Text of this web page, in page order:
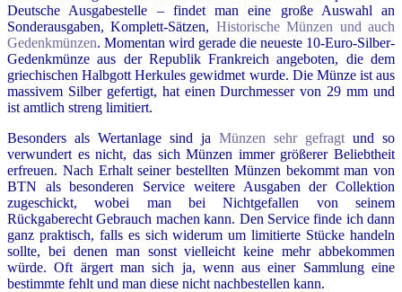
Deutsche Ausgabestelle – findet man eine große Auswahl an
Sonderausgaben, Komplett-Sätzen, Historische Münzen und auch
Gedenkmünzen. Momentan wird gerade die neueste 10-Euro-Silber-
Gedenkmünze aus der Republik Frankreich angeboten, die dem
griechischen Halbgott Herkules gewidmet wurde. Die Münze ist aus
massivem Silber gefertigt, hat einen Durchmesser von 29 mm und
ist amtlich streng limitiert.
Besonders als Wertanlage sind ja Münzen sehr gefragt und so
verwundert es nicht, das sich Münzen immer größerer Beliebtheit
erfreuen. Nach Erhalt seiner bestellten Münzen bekommt man von
BTN als besonderen Service weitere Ausgaben der Collektion
zugeschickt, wobei man bei Nichtgefallen von seinem
Rückgaberecht Gebrauch machen kann. Den Service finde ich dann
ganz praktisch, falls es sich widerum um limitierte Stücke handeln
sollte, bei denen man sonst vielleicht keine mehr abbekommen
würde. Oft ärgert man sich ja, wenn aus einer Sammlung eine
bestimmte fehlt und man diese nicht nachbestellen kann.